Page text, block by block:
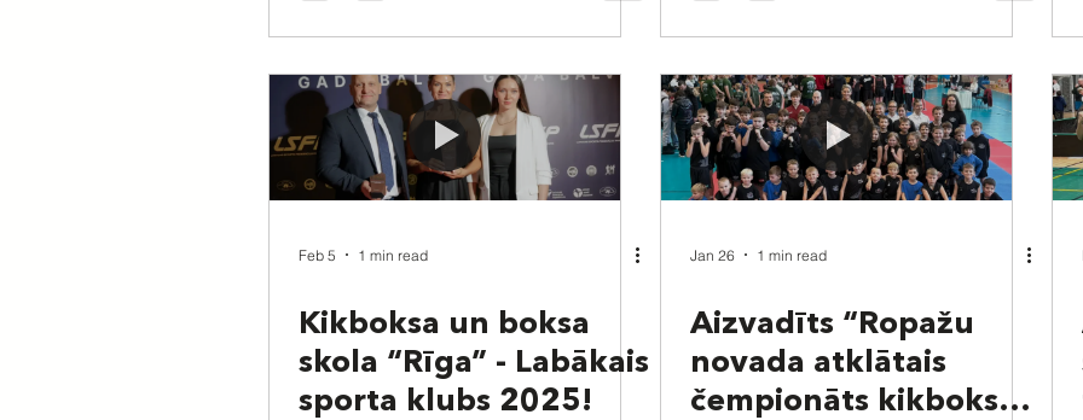
Feb 5 1 min read
Kikboksa un boksa
skola “Rīga” - Labākais
sporta klubs 2025!
Jan 26 1 min read
Aizvadīts “Ropažu
novada atklātais
čempionāts kikboksā